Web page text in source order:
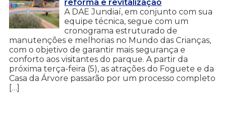
reforma e revitalização
A DAE Jundiaí, em conjunto com sua
equipe técnica, segue com um
cronograma estruturado de
manutenções e melhorias no Mundo das Crianças,
com o objetivo de garantir mais segurança e
conforto aos visitantes do parque. A partir da
próxima terça-feira (5), as atrações do Foguete e da
Casa da Árvore passarão por um processo completo
[…]